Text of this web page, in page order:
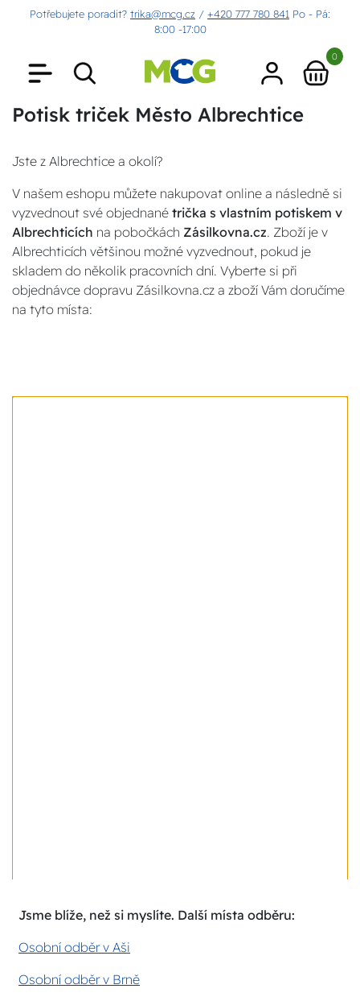
Potřebujete poradit? trika@mcg.cz / +420 777 780 841 Po - Pá:
8:00 -17:00
0
Potisk triček Město Albrechtice
Jste z Albrechtice a okolí?
V našem eshopu můžete nakupovat online a následně si
vyzvednout své objednané trička s vlastním potiskem v
Albrechticích na pobočkách Zásilkovna.cz. Zboží je v
Albrechticích většinou možné vyzvednout, pokud je
skladem do několik pracovních dní. Vyberte si při
objednávce dopravu Zásilkovna.cz a zboží Vám doručíme
na tyto místa:
Jsme blíže, než si myslíte. Další místa odběru:
Osobní odběr v Aši
Osobní odběr v Brně